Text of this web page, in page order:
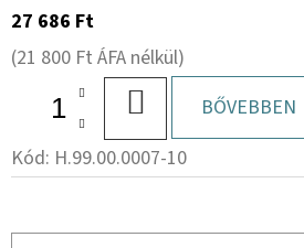
27 686 Ft
(21 800 Ft ÁFA nélkül)
KOSÁRBABŐVEBBEN
Kód: H.99.00.0007-10